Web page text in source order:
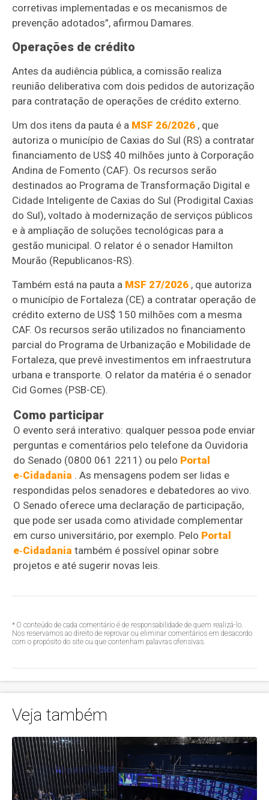
corretivas implementadas e os mecanismos de
prevenção adotados”, afirmou Damares.
Operações de crédito
Antes da audiência pública, a comissão realiza
reunião deliberativa com dois pedidos de autorização
para contratação de operações de crédito externo.
Um dos itens da pauta é a MSF 26/2026 , que
autoriza o município de Caxias do Sul (RS) a contratar
financiamento de US$ 40 milhões junto à Corporação
Andina de Fomento (CAF). Os recursos serão
destinados ao Programa de Transformação Digital e
Cidade Inteligente de Caxias do Sul (Prodigital Caxias
do Sul), voltado à modernização de serviços públicos
e à ampliação de soluções tecnológicas para a
gestão municipal. O relator é o senador Hamilton
Mourão (Republicanos-RS).
Também está na pauta a MSF 27/2026 , que autoriza
o município de Fortaleza (CE) a contratar operação de
crédito externo de US$ 150 milhões com a mesma
CAF. Os recursos serão utilizados no financiamento
parcial do Programa de Urbanização e Mobilidade de
Fortaleza, que prevê investimentos em infraestrutura
urbana e transporte. O relator da matéria é o senador
Cid Gomes (PSB-CE).
Como participar
O evento será interativo: qualquer pessoa pode enviar
perguntas e comentários pelo telefone da Ouvidoria
do Senado (0800 061 2211) ou pelo Portal
e‑Cidadania . As mensagens podem ser lidas e
respondidas pelos senadores e debatedores ao vivo.
O Senado oferece uma declaração de participação,
que pode ser usada como atividade complementar
em curso universitário, por exemplo. Pelo Portal
e‑Cidadania também é possível opinar sobre
projetos e até sugerir novas leis.
* O conteúdo de cada comentário é de responsabilidade de quem realizá-lo.
Nos reservamos ao direito de reprovar ou eliminar comentários em desacordo
com o propósito do site ou que contenham palavras ofensivas.
Veja também